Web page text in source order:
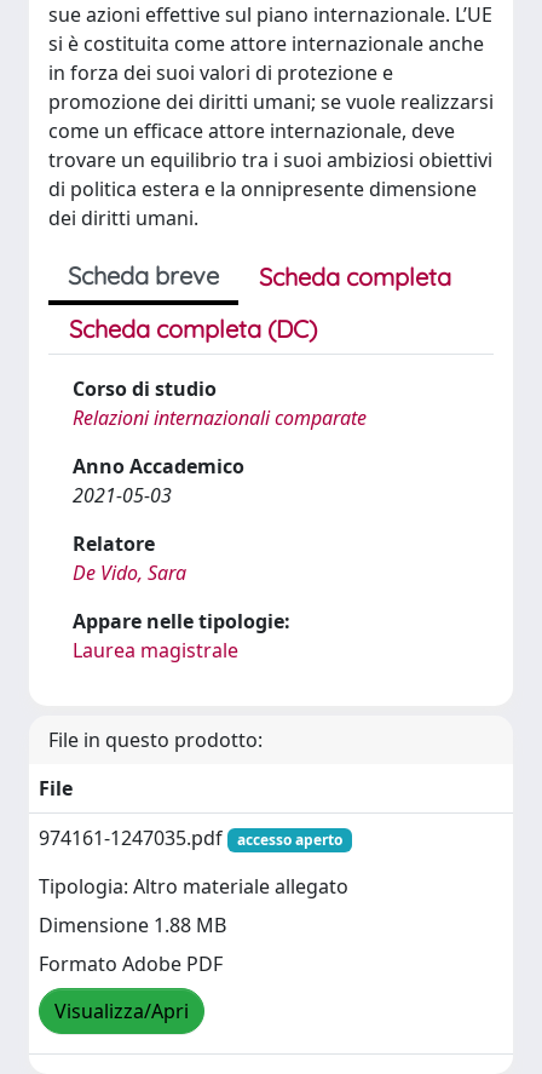
sue azioni effettive sul piano internazionale. L’UE
si è costituita come attore internazionale anche
in forza dei suoi valori di protezione e
promozione dei diritti umani; se vuole realizzarsi
come un efficace attore internazionale, deve
trovare un equilibrio tra i suoi ambiziosi obiettivi
di politica estera e la onnipresente dimensione
dei diritti umani.
Scheda breve
Scheda completa
Scheda completa (DC)
Corso di studio
Relazioni internazionali comparate
Anno Accademico
2021-05-03
Relatore
De Vido, Sara
Appare nelle tipologie:
Laurea magistrale
File in questo prodotto:
File
974161-1247035.pdf
accesso aperto
Tipologia: Altro materiale allegato
Dimensione 1.88 MB
Formato Adobe PDF
Visualizza/Apri